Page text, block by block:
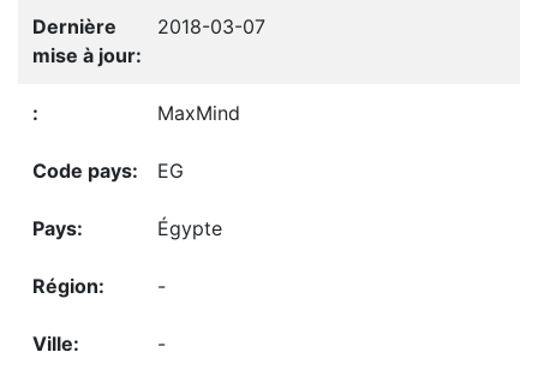
2018-03-07
MaxMind
EG
Égypte
-
-